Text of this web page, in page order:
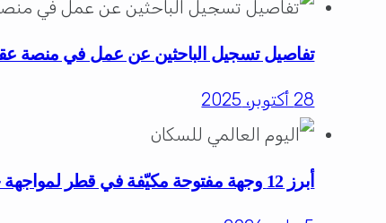
تفاصيل تسجيل الباحثين عن عمل في منصة
28 أكتوبر، 2025
أبرز 12 وجهة مفتوحة مكيّفة في قطر لمواجهة حرارة الصيف للعائلات والأفراد